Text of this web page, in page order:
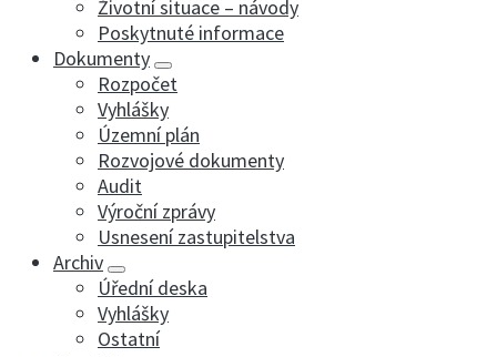
Životní situace – návody
Poskytnuté informace
Dokumenty
Rozpočet
Vyhlášky
Územní plán
Rozvojové dokumenty
Audit
Výroční zprávy
Usnesení zastupitelstva
Archiv
Úřední deska
Vyhlášky
Ostatní